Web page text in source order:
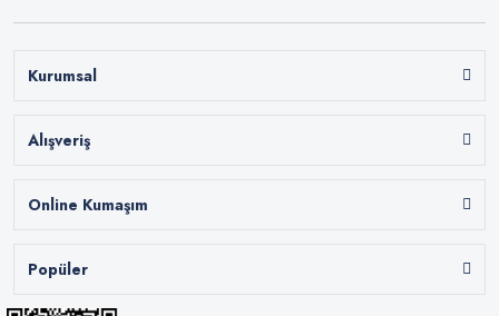
Kurumsal
Alışveriş
Online Kumaşım
Popüler